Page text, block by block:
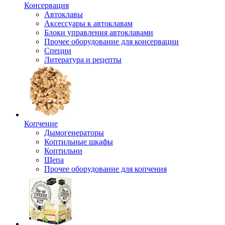
Консервация
Автоклавы
Аксессуары к автоклавам
Блоки управления автоклавами
Прочее оборудование для консервации
Специи
Литература и рецепты
Копчение
Дымогенераторы
Коптильные шкафы
Коптильни
Щепа
Прочее оборудование для копчения